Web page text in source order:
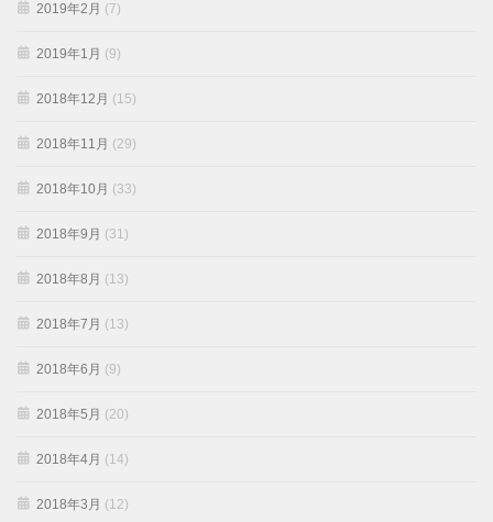
2019年2月 (7)
2019年1月 (9)
2018年12月 (15)
2018年11月 (29)
2018年10月 (33)
2018年9月 (31)
2018年8月 (13)
2018年7月 (13)
2018年6月 (9)
2018年5月 (20)
2018年4月 (14)
2018年3月 (12)